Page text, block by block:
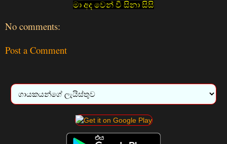
මා අද වෙන් වී සිනා සිසි
No comments:
Post a Comment